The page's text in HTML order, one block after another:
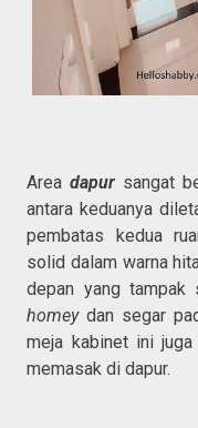
Areadapur sangat
antara keduanya
pembatas kedua
solid dalam warna
depan yang tampak
homeydan segar
meja kabinet ini
memasak di dapur.